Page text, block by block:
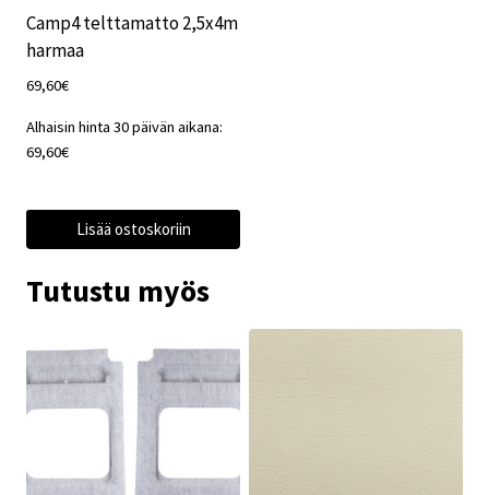
Camp4 telttamatto 2,5x4m
harmaa
69,60€
Alhaisin hinta 30 päivän aikana:
69,60€
Lisää ostoskoriin
Tutustu myös